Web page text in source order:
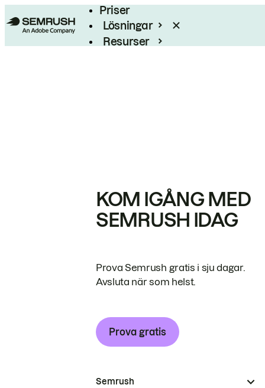
Priser
Lösningar
Resurser
KOM IGÅNG MED
SEMRUSH IDAG
Prova Semrush gratis i sju dagar.
Avsluta när som helst.
Prova gratis
Semrush